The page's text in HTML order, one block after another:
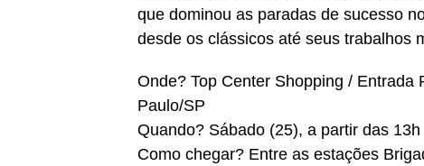
que dominou as paradas de sucesso
desde os clássicos até seus trabalhos
Onde? Top Center Shopping / Entrada
Paulo/SP
Quando? Sábado (25), a partir das 13h
Como chegar? Entre as estações